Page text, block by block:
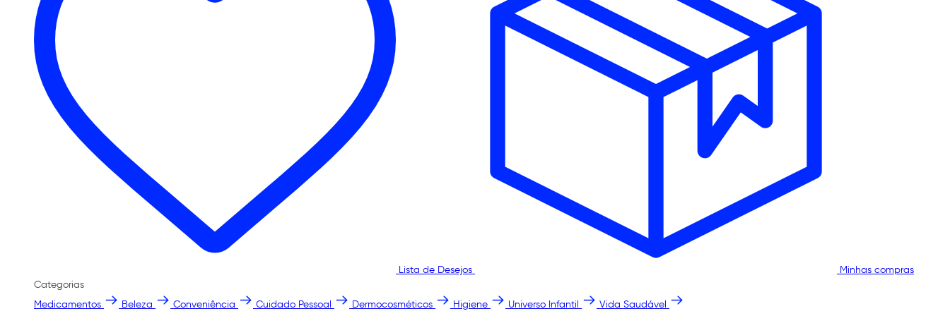
Lista de Desejos
Minhas compras
Categorias
Medicamentos
Beleza Conveniência Cuidado Pessoal Dermocosméticos Higiene Universo Infantil Vida Saudável